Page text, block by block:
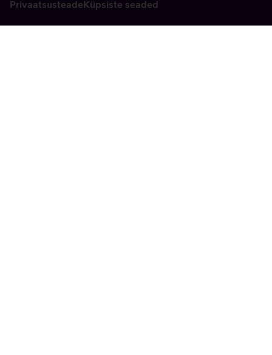
PrivaatsusteadeKüpsiste seaded